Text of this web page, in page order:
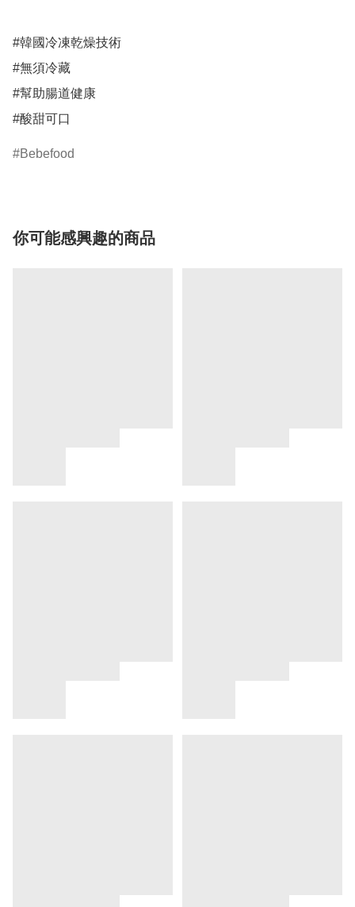
#韓國冷凍乾燥技術
#無須冷藏
#幫助腸道健康
#酸甜可口
Bebefood
你可能感興趣的商品